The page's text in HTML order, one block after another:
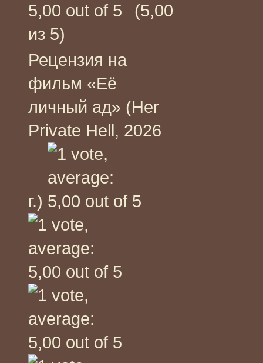
(5,00
из 5)
Рецензия на
фильм «Её
личный ад» (Her
Private Hell, 2026
г.)